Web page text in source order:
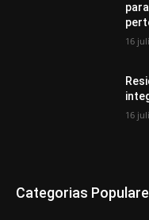
16
16
Categorias